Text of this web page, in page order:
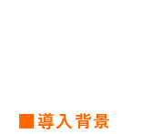
■導入背景